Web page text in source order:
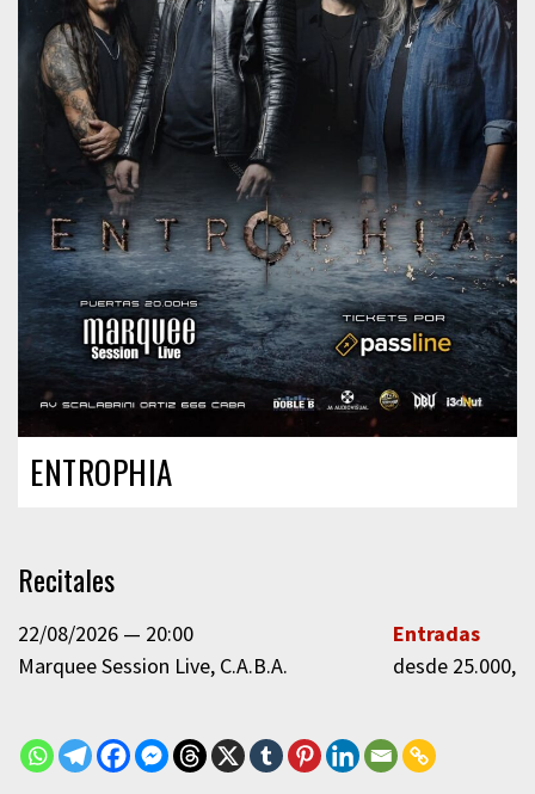
ENTROPHIA
Recitales
22/08/2026
20:00
Marquee Session Live C.A.B.A.
Entradas
desde